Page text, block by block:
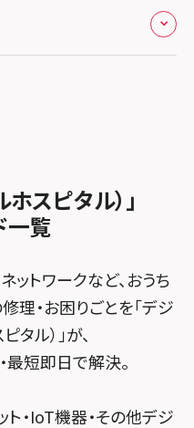
花栗
口
五香
木
茨木太田
パーク
モール布施
イル大分府内町
スピタル）」
一覧
ットワークなど、おうち
理・お困りごとを「デジ
タル）」が、
最短即日で解決。
ト・IoT機器・その他デジ